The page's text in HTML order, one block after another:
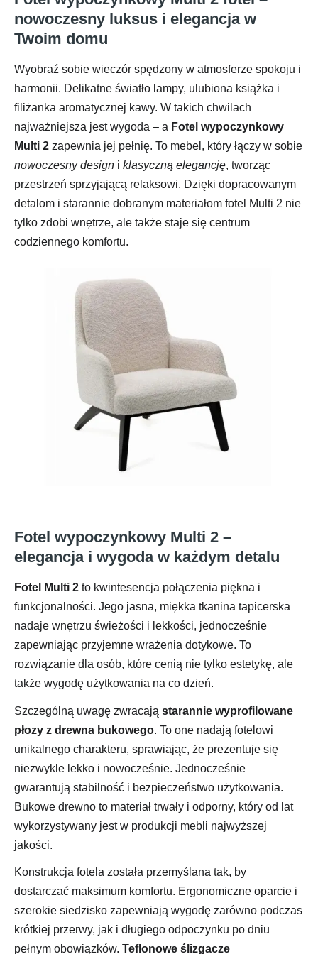
nowoczesny luksus i elegancja w
Twoim domu
Wyobraź sobie wieczór spędzony w atmosferze spokoju i
harmonii. Delikatne światło lampy, ulubiona książka i
filiżanka aromatycznej kawy. W takich chwilach
najważniejsza jest wygoda – a Fotel wypoczynkowy
Multi 2 zapewnia jej pełnię. To mebel, który łączy w sobie
nowoczesny design i klasyczną elegancję, tworząc
przestrzeń sprzyjającą relaksowi. Dzięki dopracowanym
detalom i starannie dobranym materiałom fotel Multi 2 nie
tylko zdobi wnętrze, ale także staje się centrum
codziennego komfortu.
Fotel wypoczynkowy Multi 2 –
elegancja i wygoda w każdym detalu
Fotel Multi 2 to kwintesencja połączenia piękna i
funkcjonalności. Jego jasna, miękka tkanina tapicerska
nadaje wnętrzu świeżości i lekkości, jednocześnie
zapewniając przyjemne wrażenia dotykowe. To
rozwiązanie dla osób, które cenią nie tylko estetykę, ale
także wygodę użytkowania na co dzień.
Szczególną uwagę zwracają starannie wyprofilowane
płozy z drewna bukowego. To one nadają fotelowi
unikalnego charakteru, sprawiając, że prezentuje się
niezwykle lekko i nowocześnie. Jednocześnie
gwarantują stabilność i bezpieczeństwo użytkowania.
Bukowe drewno to materiał trwały i odporny, który od lat
wykorzystywany jest w produkcji mebli najwyższej
jakości.
Konstrukcja fotela została przemyślana tak, by
dostarczać maksimum komfortu. Ergonomiczne oparcie i
szerokie siedzisko zapewniają wygodę zarówno podczas
krótkiej przerwy, jak i długiego odpoczynku po dniu
pełnym obowiązków. Teflonowe ślizgacze